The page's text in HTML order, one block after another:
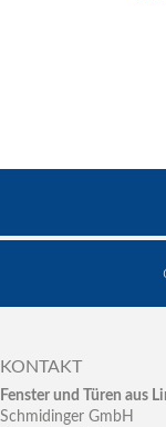
KONTAKT
Fenster und Türen aus
Schmidinger GmbH